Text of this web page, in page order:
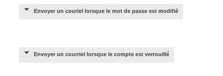
Envoyer un couriel lorsque le mot de passe est modifié
Envoyer un courriel lorsque le compte est verrouillé